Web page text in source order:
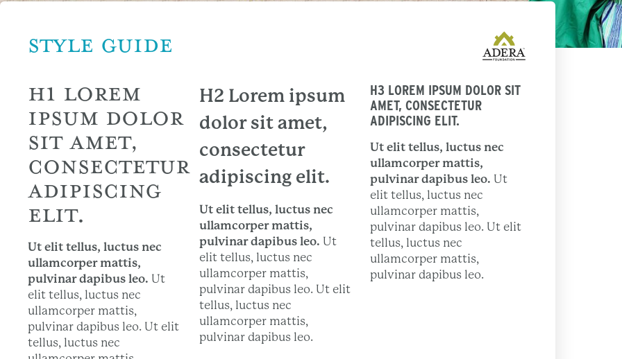
STYLE GUIDE
H1 LOREM
IPSUM DOLOR
SIT AMET,
CONSECTETUR
ADIPISCING
ELIT.
Ut elit tellus, luctus nec
ullamcorper mattis,
pulvinar dapibus leo. Ut
elit tellus, luctus nec
ullamcorper mattis,
pulvinar dapibus leo. Ut elit
tellus, luctus nec
H2 Lorem ipsum
dolor sit amet,
consectetur
adipiscing elit.
Ut elit tellus, luctus nec
ullamcorper mattis,
pulvinar dapibus leo. Ut
elit tellus, luctus nec
ullamcorper mattis,
pulvinar dapibus leo. Ut elit
tellus, luctus nec
ullamcorper mattis,
pulvinar dapibus leo.
H3 LOREM IPSUM DOLOR SIT
AMET, CONSECTETUR
ADIPISCING ELIT.
Ut elit tellus, luctus nec
ullamcorper mattis,
pulvinar dapibus leo. Ut
elit tellus, luctus nec
ullamcorper mattis,
pulvinar dapibus leo. Ut elit
tellus, luctus nec
ullamcorper mattis,
pulvinar dapibus leo.